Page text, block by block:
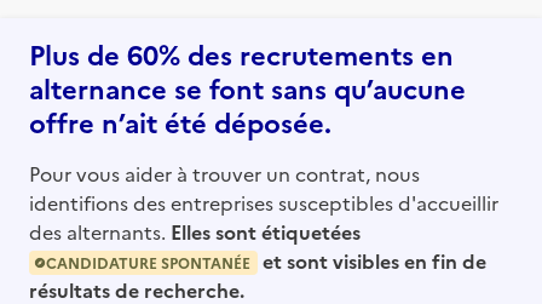
Plus de 60% des recrutements en
alternance se font sans qu’aucune
offre n’ait été déposée.
Pour vous aider à trouver un contrat, nous
identifions des entreprises susceptibles d'accueillir
des alternants. Elles sont étiquetées
CANDIDATURE SPONTANÉE
et sont visibles en fin de
résultats de recherche.